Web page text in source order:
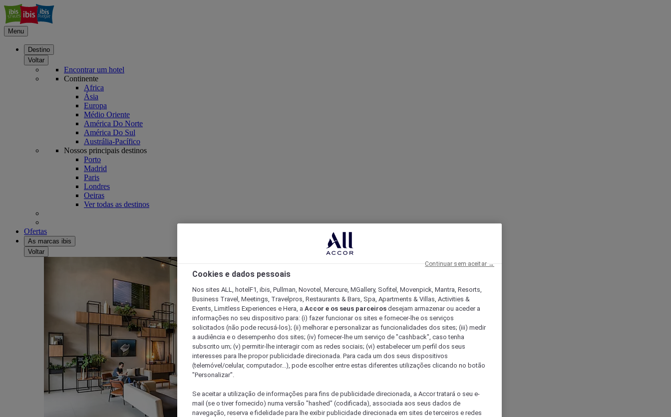
Menu
Destino
Voltar
Encontrar um hotel
Continente
Africa
Ásia
Europa
Médio Oriente
América Do Norte
América Do Sul
Austrália-Pacífico
Nossos principais destinos
Porto
Madrid
Paris
Londres
Oeiras
Ver todas as destinos
Ofertas
As marcas ibis
Voltar
Cookies e dados pessoais
Nos sites ALL, hotelF1, ibis, Pullman, Novotel, Mercure, MGallery, Sofitel, Movenpick, Mantra, Resorts,
Business Travel, Meetings, Travelpros, Restaurants & Bars, Spa, Apartments & Villas, Activities &
Events, Limitless Experiences e Hera, a Accor e os seus parceiros desejam armazenar ou aceder a
informações no seu dispositivo para: (i) fazer funcionar os sites e fornecer-lhe os serviços
solicitados (não pode recusá-los); (ii) melhorar e personalizar as funcionalidades dos sites; (iii) medir
a audiência e o desempenho dos sites; (iv) fornecer-lhe um serviço de "cashback", caso tenha
subscrito um; (v) permitir-lhe interagir com as redes sociais; (vi) estabelecer um perfil dos seus
interesses para lhe propor publicidade direcionada. Para cada um dos seus dispositivos
(telemóvel/celular, computador...), pode escolher entre estas diferentes utilizações clicando no botão
"Personalizar".
Se aceitar a utilização de informações para fins de publicidade direcionada, a Accor tratará o seu e-
mail (se o tiver fornecido) numa versão "hashed" (codificada), associada aos seus dados de
navegação, reserva e fidelidade para lhe exibir publicidade direcionada em sites de terceiros e redes
Continuar sem aceitar →